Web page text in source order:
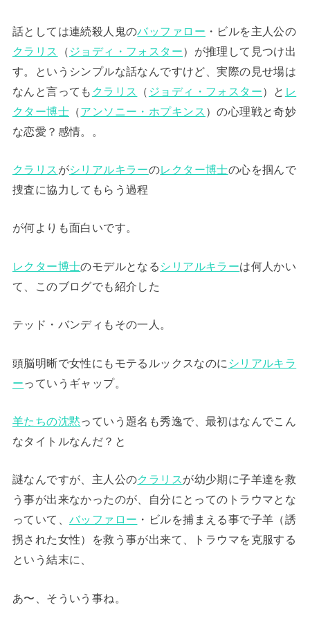
話としては連続殺人鬼のバッファロー ・ビルを主人公の
クラリス
（ ジョディ・フォスター）が推理して見つけ出
す。というシンプルな話なんですけど、実際の見せ場は
なんと言っても クラリス （ ジョディ・フォスター）と レ
クター博士（アンソニー・ホプキンス ）の心理戦と奇妙
な恋愛？感情。。
クラリス がシリアルキラーのレクター博士の心を掴んで
捜査に協力してもらう過程
が何よりも面白いです。
レクター博士のモデルとなる シリアルキラーは何人かい
て、このブログでも紹介した
テッド・バンディもその一人。
頭脳明晰で女性にもモテるルックスなのに シリアルキラ
ーっていうギャップ。
羊たちの沈黙っていう題名も秀逸で、最初はなんでこん
なタイトルなんだ？と
謎なんですが、主人公のクラリスが幼少期に子羊達を救
う事が出来なかったのが、自分にとってのトラウマとな
っていて、 バッファロー ・ビルを捕まえる事で子羊（誘
拐された女性）を救う事が出来て、トラウマを克服する
という結末に、
あ〜、そういう事ね。